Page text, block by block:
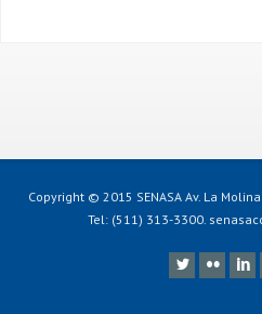
Copyright © 2015 SENASA Av. La
Tel: (511) 313-3300.